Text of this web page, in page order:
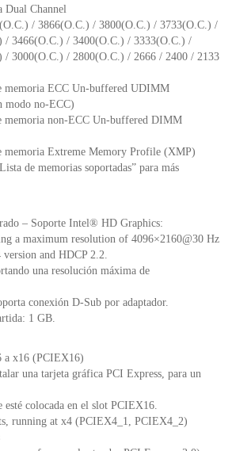
Dual Channel
/ 3866(O.C.) / 3800(O.C.) / 3733(O.C.) /
/ 3466(O.C.) / 3400(O.C.) / 3333(O.C.) /
/ 3000(O.C.) / 2800(O.C.) / 2666 / 2400 / 2133
memoria ECC Un-buffered UDIMM
modo no-ECC)
memoria non-ECC Un-buffered DIMM
memoria Extreme Memory Profile (XMP)
de memorias soportadas” para más
– Soporte Intel® HD Graphics:
a maximum resolution of 4096×2160@30 Hz
and HDCP 2.2.
una resolución máxima de
conexión D-Sub por adaptador.
1 GB.
a x16 (PCIEX16)
una tarjeta gráfica PCI Express, para un
esté colocada en el slot PCIEX16.
running at x4 (PCIEX4_1, PCIEX4_2)